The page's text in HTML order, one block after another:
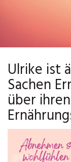
Ulrike ist
Sachen
über